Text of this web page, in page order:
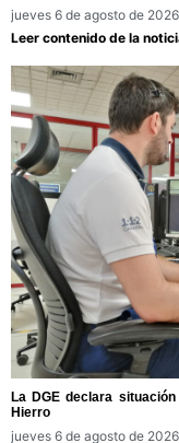
jueves 6 de agosto de 2026
Leer contenido de la
La DGE declara
Hierro
jueves 6 de agosto de 2026